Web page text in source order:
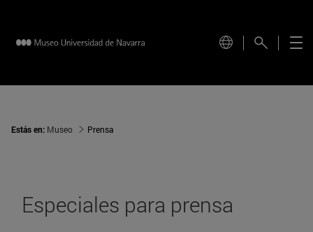
Estás en: Museo Prensa
Especiales para prensa